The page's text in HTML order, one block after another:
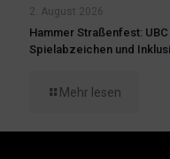
2. August 2026
Hammer Straßenfest:
Spielabzeichen und
Mehr lesen